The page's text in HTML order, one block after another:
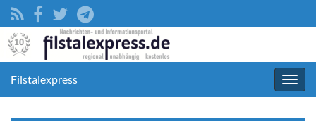
Filstalexpress